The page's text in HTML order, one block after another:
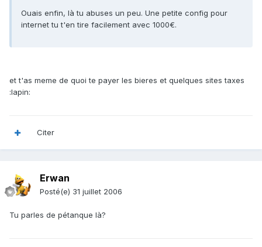
Ouais enfin, là tu abuses un peu. Une petite config pour
internet tu t'en tire facilement avec 1000€.
et t'as meme de quoi te payer les bieres et quelques sites taxes
:lapin:
Citer
Erwan
Posté(e) 31 juillet 2006
Tu parles de pétanque là?